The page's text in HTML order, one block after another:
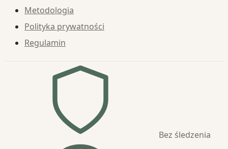
Metodologia
Polityka prywatności
Regulamin
Bez śledzenia